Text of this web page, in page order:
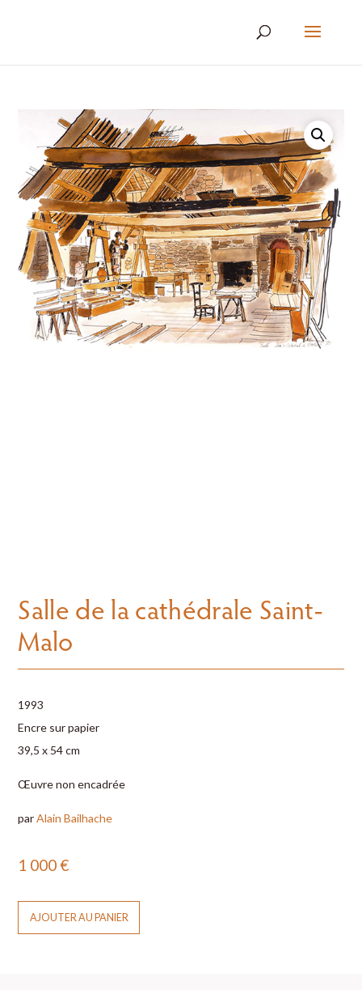
Salle de la cathédrale Saint-
Malo
1993
Encre sur papier
39,5 x 54 cm
Œuvre non encadrée
parAlain Bailhache
1 000€
AJOUTER AU PANIER